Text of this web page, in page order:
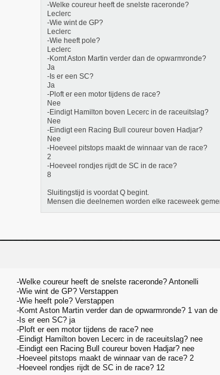
-Welke coureur heeft de snelste raceronde?
Leclerc
-Wie wint de GP?
Leclerc
-Wie heeft pole?
Leclerc
-Komt Aston Martin verder dan de opwarmronde?
Ja
-Is er een SC?
Ja
-Ploft er een motor tijdens de race?
Nee
-Eindigt Hamilton boven Lecerc in de raceuitslag?
Nee
-Eindigt een Racing Bull coureur boven Hadjar?
Nee
-Hoeveel pitstops maakt de winnaar van de race?
2
-Hoeveel rondjes rijdt de SC in de race?
8
Sluitingstijd is voordat Q begint.
Mensen die deelnemen worden elke raceweek
-Welke coureur heeft de snelste raceronde? Antonelli
-Wie wint de GP? Verstappen
-Wie heeft pole? Verstappen
-Komt Aston Martin verder dan de opwarmronde? 1 van
-Is er een SC? ja
-Ploft er een motor tijdens de race? nee
-Eindigt Hamilton boven Lecerc in de raceuitslag? nee
-Eindigt een Racing Bull coureur boven Hadjar? nee
-Hoeveel pitstops maakt de winnaar van de race? 2
-Hoeveel rondjes rijdt de SC in de race? 12